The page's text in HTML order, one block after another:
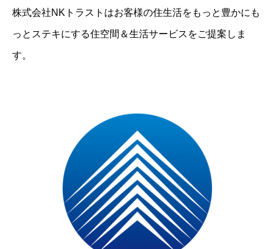
株式会社NKトラストはお客様の住生活をもっと豊かにも
っとステキにする住空間＆生活サービスをご提案しま
す。